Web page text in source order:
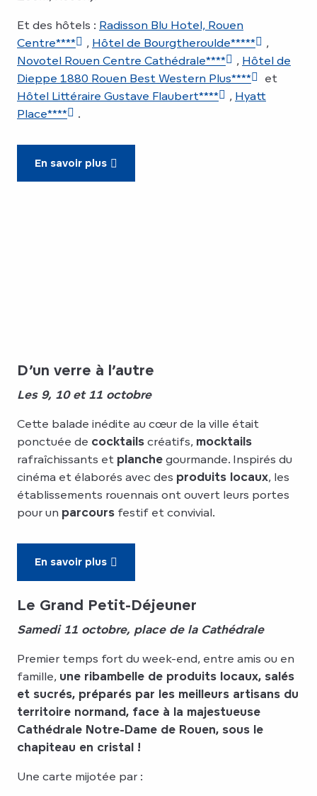
Et des hôtels : Radisson Blu Hotel, Rouen
Centre****
, Hôtel de Bourgtheroulde*****
,
Novotel Rouen Centre Cathédrale****
, Hôtel de
Dieppe 1880 Rouen Best Western Plus****
et
Hôtel Littéraire Gustave Flaubert****
, Hyatt
Place****
.
En savoir plus
D’un verre à l’autre
Les 9, 10 et 11 octobre
Cette balade inédite au cœur de la ville était
ponctuée de cocktails créatifs, mocktails
rafraîchissants et planche gourmande. Inspirés du
cinéma et élaborés avec des produits locaux, les
établissements rouennais ont ouvert leurs portes
pour un parcours festif et convivial.
En savoir plus
Le Grand Petit-Déjeuner
Samedi 11 octobre, place de la Cathédrale
Premier temps fort du week-end, entre amis ou en
famille, une ribambelle de produits locaux, salés
et sucrés, préparés par les meilleurs artisans du
territoire normand, face à la majestueuse
Cathédrale Notre-Dame de Rouen, sous le
chapiteau en cristal !
Une carte mijotée par :